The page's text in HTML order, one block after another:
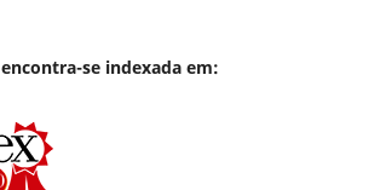
encontra-se indexada em: